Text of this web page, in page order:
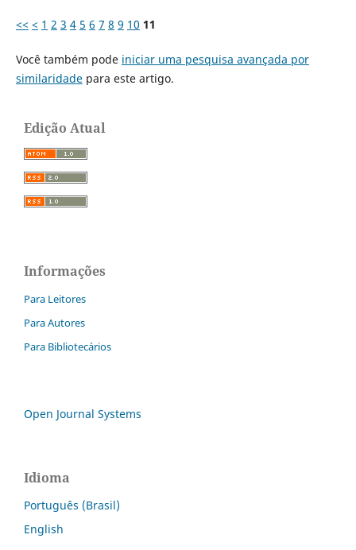
<< < 1 2 3 4 5 6 7 8 9 10 11
Você também pode iniciar uma pesquisa avançada por
similaridadepara este artigo.
Edição Atual
Informações
Para Leitores
Para Autores
Para Bibliotecários
Open Journal Systems
Idioma
Português (Brasil)
English